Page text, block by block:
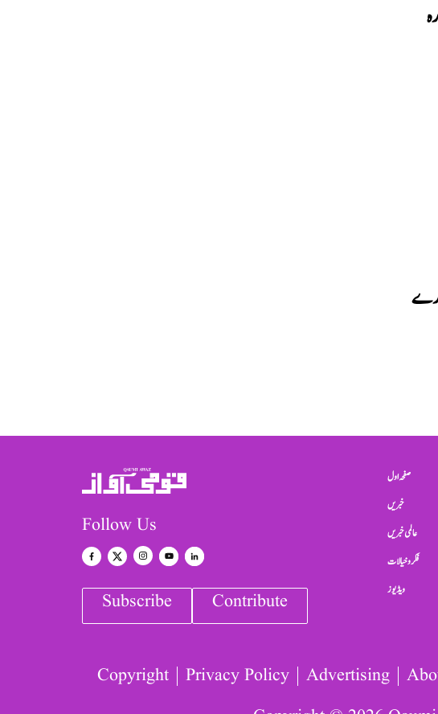
Follow Us
Subscribe Contribute
صفحہ اول
خبریں
عالمی خبریں
فکر و خیالات
ویڈیوز
Copyright Privacy Policy Advertising